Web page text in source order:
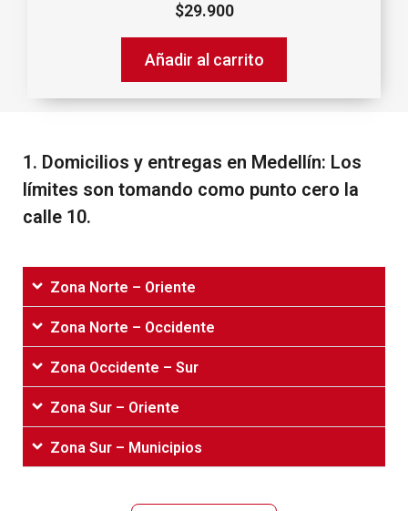
$29.900
Añadir al carrito
1.‌ ‌Domicilios‌ ‌y‌ ‌entregas‌ ‌en‌ ‌Medellín:‌ ‌Los‌
‌límites‌ ‌son‌ ‌tomando‌ ‌como‌ ‌punto‌ ‌cero‌ ‌la‌
‌calle‌ ‌10.‌
Zona Norte – Oriente
Zona Norte – Occidente
Zona Occidente – Sur
Zona Sur – Oriente
Zona Sur – Municipios